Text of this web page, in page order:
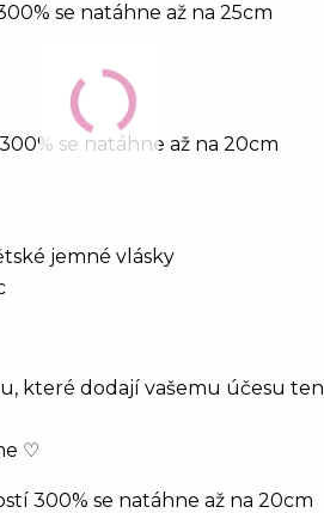
se natáhne až na 25cm
se natáhne až na 20cm
jemné vlásky
které dodají vašemu účesu ten
♡
300% se natáhne až na 20cm